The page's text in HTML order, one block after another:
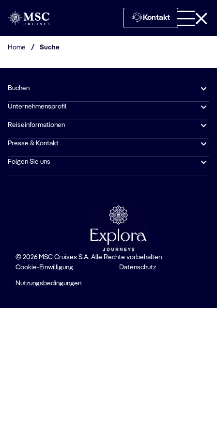
Kontakt
Home / Suche
Buchen
Unternehmensprofil
Reiseinformationen
Presse & Kontakt
Folgen Sie uns
© 2026 MSC Cruises S.A. Alle Rechte vorbehalten
Cookie-Einwilligung
Datenschutz
Nutzungsbedingungen